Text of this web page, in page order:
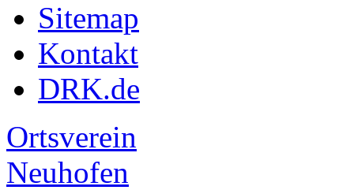
Sitemap
Kontakt
DRK.de
Ortsverein
Neuhofen